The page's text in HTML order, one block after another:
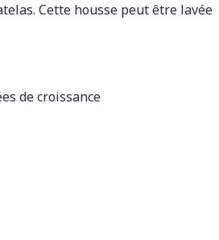
Cette housse peut être lavée
de croissance